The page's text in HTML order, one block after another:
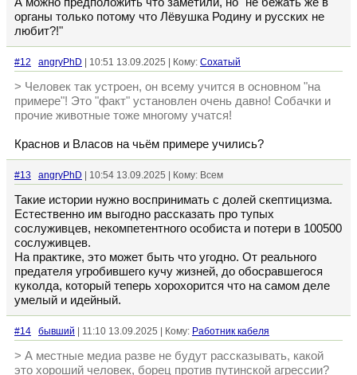
органы только потому что Лёвушка Родину и русских не
любит?!"
#12 angryPhD | 10:51 13.09.2025 | Кому: Сохатый
> Человек так устроен, он всему учится в основном "на
примере"! Это "факт" установлен очень давно! Собачки и
прочие животные тоже многому учатся!
Краснов и Власов на чьём примере учились?
#13 angryPhD | 10:54 13.09.2025 | Кому: Всем
Такие истории нужно воспринимать с долей скептицизма.
Естественно им выгодно рассказать про тупых
сослуживцев, некомпетентного особиста и потери в 100500
сослуживцев.
На практике, это может быть что угодно. От реального
предателя угробившего кучу жизней, до обосравшегося
куколда, который теперь хорохорится что на самом деле
умелый и идейный.
#14 бывший | 11:10 13.09.2025 | Кому: Работник кабеля
> А местные медиа разве не будут рассказывать, какой
это хороший человек, борец против путинской агрессии?